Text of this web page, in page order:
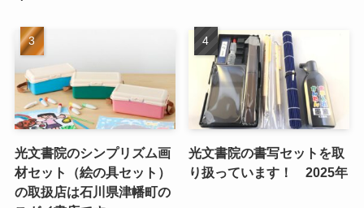
光文書院のシンプリズム画
材セット（絵の具セット）
の取扱店は石川県津幡町の
光文書院の書写セットを取
り扱っています！ 2025年